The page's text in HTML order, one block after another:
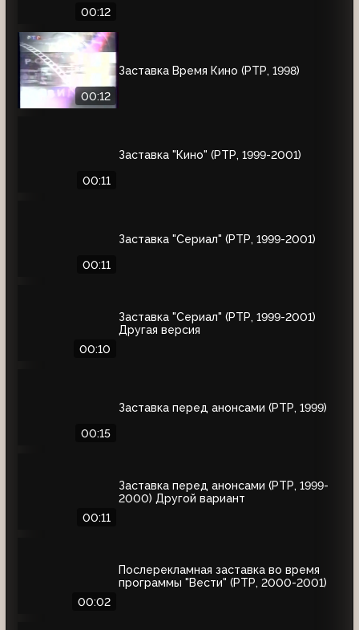
00:12
00:12
Заставка Время Кино (РТР, 1998)
00:11
Заставка "Кино" (РТР, 1999-2001)
00:11
Заставка "Сериал" (РТР, 1999-2001)
00:10
Заставка "Сериал" (РТР, 1999-2001)
Другая версия
00:15
Заставка перед анонсами (РТР, 1999)
00:11
Заставка перед анонсами (РТР, 1999-
2000) Другой вариант
00:02
Послерекламная заставка во время
программы "Вести" (РТР, 2000-2001)